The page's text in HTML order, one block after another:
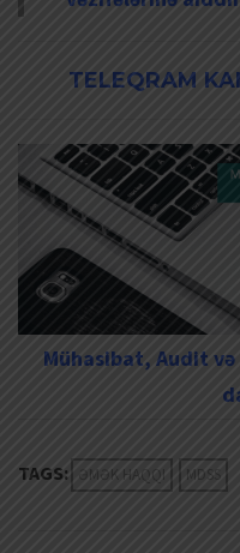
TELEQRAM
Mühasibat, Audit
TAGS: ƏMƏK HAQQI MDSS